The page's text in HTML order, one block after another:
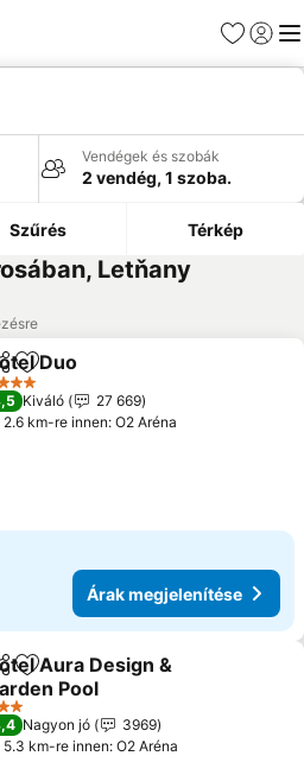
Kedvencek
Vendégek és szobák
2 vendég, 1 szoba.
Szűrés Térkép
Letňany
Hozzáadás a kedvencekhez
Duo
Kiváló
27 669
2.6 km-re innen: O2 Aréna
Árak megjelenítése
Hozzáadás a kedvencekhez
Aura Design &
Pool
Nagyon jó
3969
5.3 km-re innen: O2 Aréna